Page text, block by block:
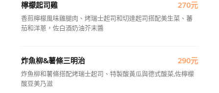
檸檬起司雞 270元
香煎檸檬風味雞腿肉、烤瑞士起司和切達起司搭配美生菜、蕃
茄和洋蔥，佐白酒奶油芥末醬
炸魚柳&薯條三明治 290元
炸魚柳和薯條搭配烤瑞士起司、特製酸黃瓜與德式酸菜,佐檸檬
酸豆美乃滋